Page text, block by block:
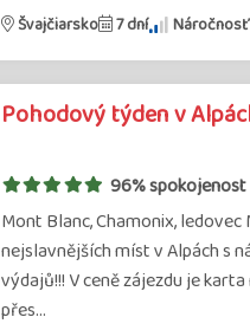
Švajčiarsko 7 dní
Pohodový týden v
96% spokojenost
Mont Blanc, Chamonix, ledovec
nejslavnějších míst v Alpách s
výdajů!!! V ceně zájezdu je
přes…